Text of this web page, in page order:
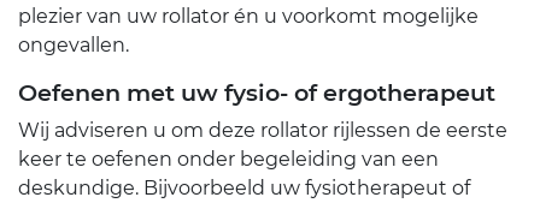
plezier van uw rollator én u voorkomt mogelijke
ongevallen.
Oefenen met uw fysio- of ergotherapeut
Wij adviseren u om deze rollator rijlessen de eerste
keer te oefenen onder begeleiding van een
deskundige. Bijvoorbeeld uw fysiotherapeut of